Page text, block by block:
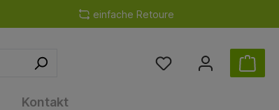
einfache Retoure
Kontakt